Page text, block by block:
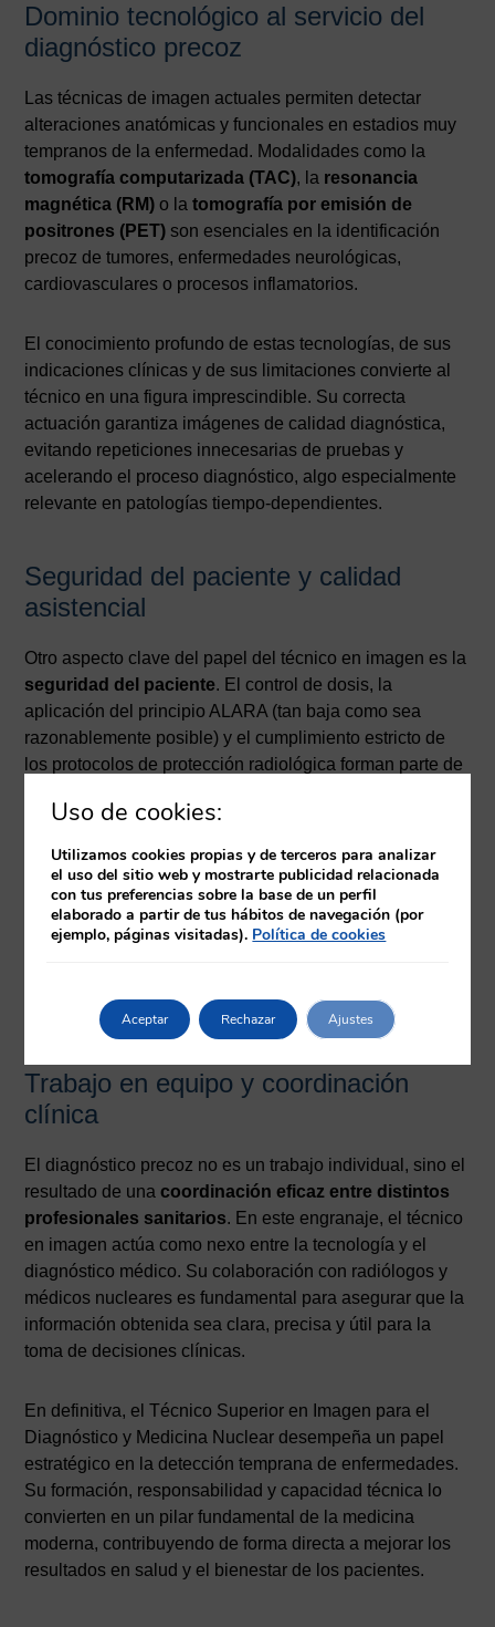
Dominio tecnológico al servicio del
diagnóstico precoz
Las técnicas de imagen actuales permiten detectar
alteraciones anatómicas y funcionales en estadios muy
tempranos de la enfermedad. Modalidades como la
tomografía computarizada (TAC), la resonancia
magnética (RM) o latomografía por emisión de
positrones (PET) son esenciales en la identificación
precoz de tumores, enfermedades neurológicas,
cardiovasculares o procesos inflamatorios.
El conocimiento profundo de estas tecnologías, de sus
indicaciones clínicas y de sus limitaciones convierte al
técnico en una figura imprescindible. Su correcta
actuación garantiza imágenes de calidad diagnóstica,
evitando repeticiones innecesarias de pruebas y
acelerando el proceso diagnóstico, algo especialmente
relevante en patologías tiempo-dependientes.
Seguridad del paciente y calidad
asistencial
Otro aspecto clave del papel del técnico en imagen es la
seguridad del paciente. El control de dosis, la
aplicación del principio ALARA (tan baja como sea
razonablemente posible) y el cumplimiento estricto de
los protocolos de protección radiológica forman parte de
medicina más segura, eficiente y centrada en el
Además, el trato humano y la capacidad de
comunicación del técnico ayudan a reducir la ansiedad
obtenidas.
Trabajo en equipo y coordinación
clínica
El diagnóstico precoz no es un trabajo individual, sino el
resultado de unacoordinación eficaz entre distintos
profesionales sanitarios. En este engranaje, el técnico
en imagen actúa como nexo entre la tecnología y el
diagnóstico médico. Su colaboración con radiólogos y
médicos nucleares es fundamental para asegurar que la
información obtenida sea clara, precisa y útil para la
toma de decisiones clínicas.
En definitiva, el Técnico Superior en Imagen para el
Diagnóstico y Medicina Nuclear desempeña un papel
estratégico en la detección temprana de enfermedades.
Su formación, responsabilidad y capacidad técnica lo
convierten en un pilar fundamental de la medicina
moderna, contribuyendo de forma directa a mejorar los
resultados en salud y el bienestar de los pacientes.
Uso de cookies:
Utilizamos cookies propias y de terceros para analizar
el uso del sitio web y mostrarte publicidad relacionada
con tus preferencias sobre la base de un perfil
elaborado a partir de tus hábitos de navegación (por
ejemplo, páginas visitadas). Política de cookies
Aceptar Rechazar Ajustes